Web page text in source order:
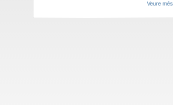
Veure més